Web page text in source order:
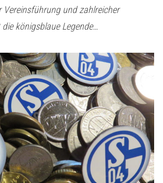
Vereinsführung und zahlreicher
königsblaue Legende…